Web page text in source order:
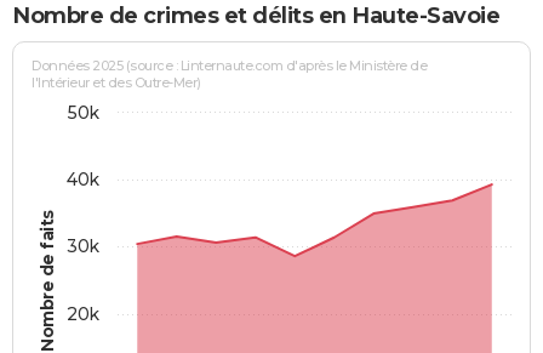
Bricolage
Lifestyle
Culture
Sport
Auto
Television
Voyage
Cinema
Nombre de crimes et délits en Haute-Savoie
Nombre de faits
Données 2025 (source : Linternaute.com d'après le Ministère de
l'Intérieur et des Outre-Mer)
20k
30k
40k
50k